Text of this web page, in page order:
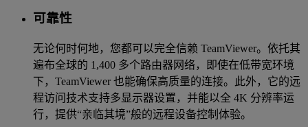
可靠性
无论何时何地，您都可以完全信赖 TeamViewer。依托其
遍布全球的 1,400 多个路由器网络，即使在低带宽环境
下，TeamViewer 也能确保高质量的连接。此外，它的远
程访问技术支持多显示器设置，并能以全 4K 分辨率运
行，提供“亲临其境”般的远程设备控制体验。